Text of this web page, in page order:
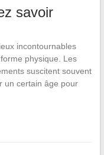
savoir
incontournables
physique. Les
suscitent souvent
un certain âge pour